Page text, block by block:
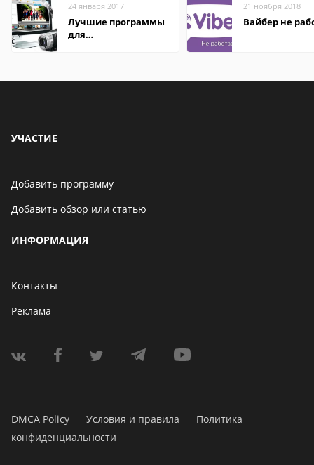
24 января 2017
Лучшие программы
для
21 ноября 2018
Вайбер не
УЧАСТИЕ
Добавить программу
Добавить обзор или статью
ИНФОРМАЦИЯ
Контакты
Реклама
DMCA Policy Условия и правила
Политика
конфиденциальности